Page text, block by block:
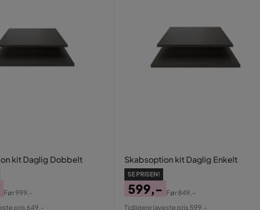
kit Daglig Dobbelt
Før999,-
pris 649,-
Skabsoption kit Daglig Enkelt
SE PRISEN!
Pris
599,-
Original
Før849,-
Tidligere laveste pris 599,-